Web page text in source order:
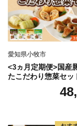
愛知県小牧市
<3ヵ月定期便>国産
たこだわり惣菜セッ